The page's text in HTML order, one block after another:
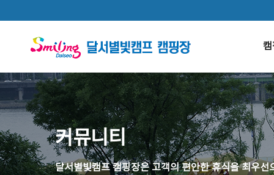
캠
커뮤니티
달서별빛캠프 캠핑장은 고객의 편안한 휴식을 최우